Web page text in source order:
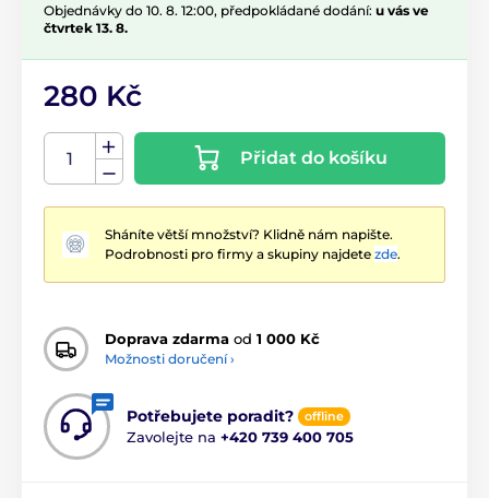
Objednávky do 10. 8. 12:00, předpokládané dodání: u vás ve
čtvrtek 13. 8.
280 Kč
Přidat do košíku
Sháníte větší množství? Klidně nám napište.
Podrobnosti pro firmy a skupiny najdete zde.
Doprava zdarma od 1 000 Kč
Možnosti doručení ›
Potřebujete poradit? offline
Zavolejte na +420 739 400 705